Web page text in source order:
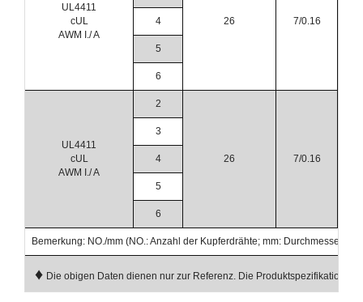
UL4411
cUL
AWM I./ A
26 7/0.16
4
5
6
UL4411
cUL
AWM I./ A
2
26 7/0.16
3
4
5
6
Bemerkung: NO./mm (NO.: Anzahl der Kupferdrähte; mm: Durchmesser
♦ Die obigen Daten dienen nur zur Referenz. Die